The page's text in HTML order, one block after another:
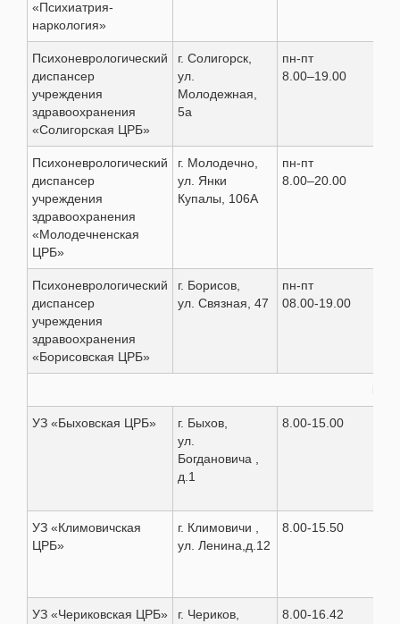
«Психиатрия-
наркология»
Психоневрологический
диспансер
учреждения
здравоохранения
«Солигорская ЦРБ»
г. Солигорск,
ул.
Молодежная,
5а
пн-пт
8.00–19.00
Психоневрологический
диспансер
учреждения
здравоохранения
«Молодечненская
ЦРБ»
г. Молодечно,
ул. Янки
Купалы, 106А
пн-пт
8.00–20.00
Психоневрологический
диспансер
учреждения
здравоохранения
«Борисовская ЦРБ»
г. Борисов,
ул. Связная, 47
пн-пт
08.00-19.00
УЗ «Быховская ЦРБ»
г. Быхов,
ул.
Богдановича ,
д.1
8.00-15.00
УЗ «Климовичская
ЦРБ»
г. Климовичи ,
ул. Ленина,д.12
8.00-15.50
УЗ «Чериковская ЦРБ»
г. Чериков,
8.00-16.42